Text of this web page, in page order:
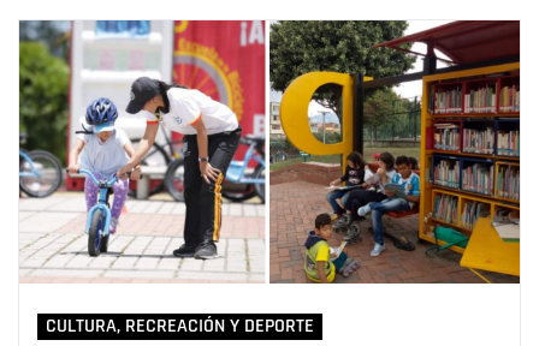
CULTURA, RECREACIÓN Y DEPORTE